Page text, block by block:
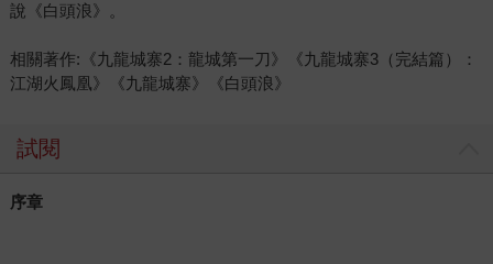
說《白頭浪》。
相關著作:《九龍城寨2：龍城第一刀》《九龍城寨3（完結篇）：
江湖火鳳凰》《九龍城寨》《白頭浪》
試閱
序章